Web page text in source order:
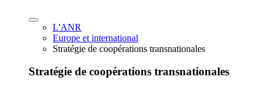
L'ANR
Europe et international
Stratégie de coopérations transnationales
Stratégie de coopérations transnationales